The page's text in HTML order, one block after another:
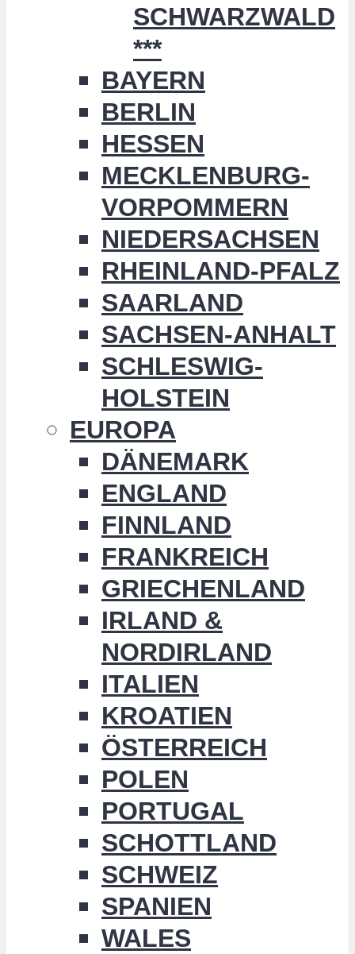
SCHWARZWALD
***
BAYERN
BERLIN
HESSEN
MECKLENBURG-
VORPOMMERN
NIEDERSACHSEN
RHEINLAND-PFALZ
SAARLAND
SACHSEN-ANHALT
SCHLESWIG-
HOLSTEIN
EUROPA
DÄNEMARK
ENGLAND
FINNLAND
FRANKREICH
GRIECHENLAND
IRLAND &
NORDIRLAND
ITALIEN
KROATIEN
ÖSTERREICH
POLEN
PORTUGAL
SCHOTTLAND
SCHWEIZ
SPANIEN
WALES